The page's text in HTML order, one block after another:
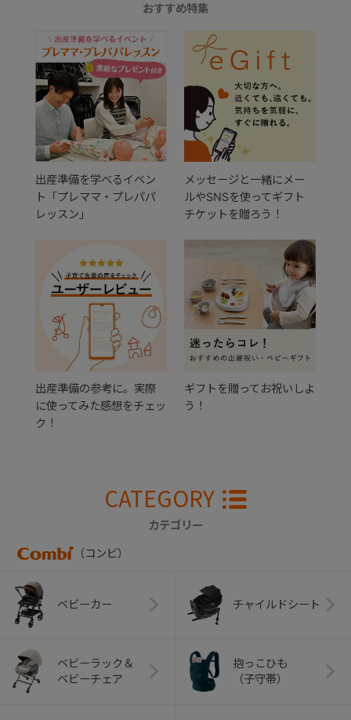
おすすめ特集
出産準備を学べるイベン
ト「プレママ・プレパパ
レッスン」
メッセージと一緒にメー
ルやSNSを使ってギフト
チケットを贈ろう！
出産準備の参考に。実際
に使ってみた感想をチェッ
ク！
ギフトを贈ってお祝いしよ
う！
CATEGORY
カテゴリー
（コンビ）
ベビーカー チャイルドシート
ベビーラック＆
ベビーチェア
抱っこひも
（子守帯）